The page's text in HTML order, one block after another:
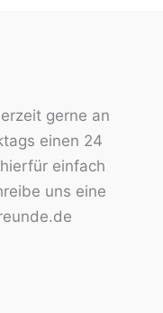
gerne an
einen 24
einfach
uns eine